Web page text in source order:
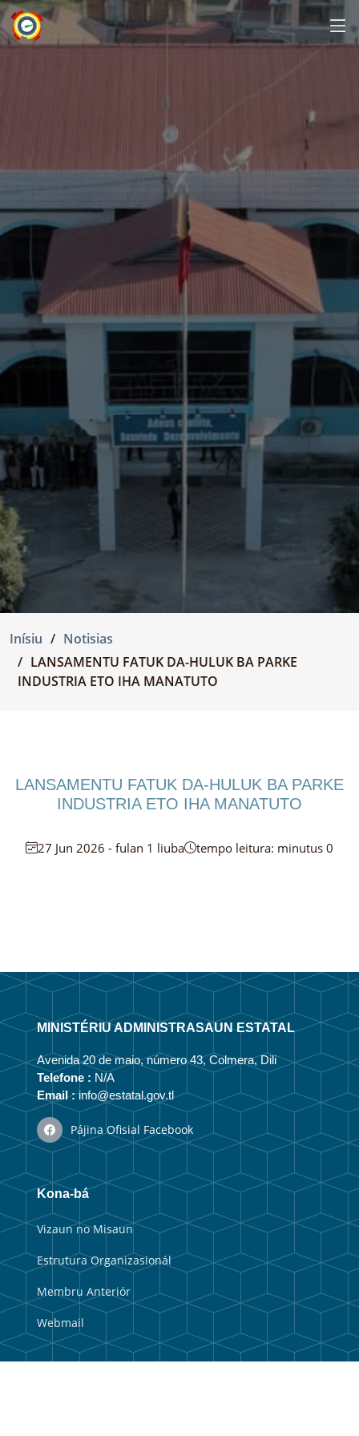
Inísiu
Notisias
LANSAMENTU FATUK DA-HULUK BA PARKE
INDUSTRIA ETO IHA MANATUTO
LANSAMENTU FATUK DA-HULUK BA PARKE
INDUSTRIA ETO IHA MANATUTO
27 Jun 2026 - fulan 1 liuba tempo leitura: minutus 0
MINISTÉRIU ADMINISTRASAUN ESTATAL
Avenida 20 de maio, número 43, Colmera, Dili
Telefone : N/A
Email :info@estatal.gov.tl
Pájina Ofisial Facebook
Kona-bá
Vizaun no Misaun
Estrutura Organizasionál
Membru Anteriór
Webmail